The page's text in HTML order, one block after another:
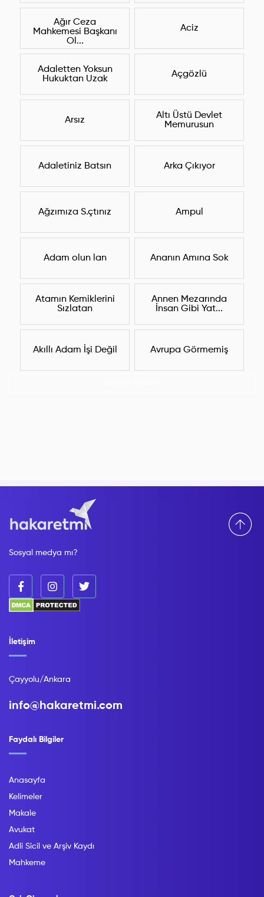
Ağır Ceza
Mahkemesi Başkanı
Ol...
Aciz
Adaletten Yoksun
Hukuktan Uzak
Açgözlü
Arsız
Altı Üstü Devlet
Memurusun
Adaletiniz Batsın Arka Çıkıyor
Ağzımıza S.çtınız Ampul
Adam olun lan Ananın Amına Sok
Atamın Kemiklerini
Sızlatan
Annen Mezarında
İnsan Gibi Yat...
Akıllı Adam İşi Değil Avrupa Görmemiş
Sosyal medya mı?
Faydalı Bilgiler
Anasayfa
Kelimeler
Makale
Avukat
Adli Sicil ve Arşiv Kaydı
Mahkeme
İletişim
Çayyolu/Ankara
info@hakaretmi.com